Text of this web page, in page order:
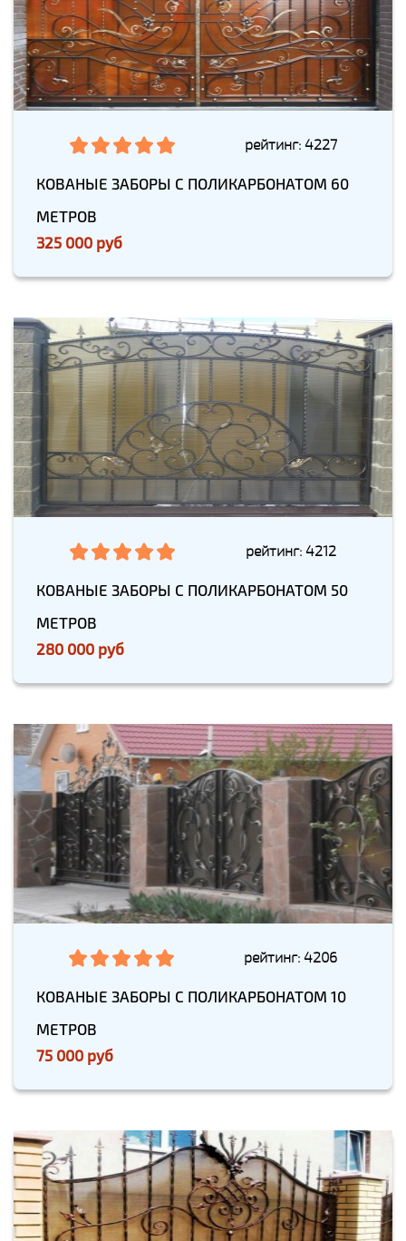
рейтинг: 4227
КОВАНЫЕ ЗАБОРЫ С ПОЛИКАРБОНАТОМ 60
МЕТРОВ
325 000 руб
рейтинг: 4212
КОВАНЫЕ ЗАБОРЫ С ПОЛИКАРБОНАТОМ 50
МЕТРОВ
280 000 руб
рейтинг: 4206
КОВАНЫЕ ЗАБОРЫ С ПОЛИКАРБОНАТОМ 10
МЕТРОВ
75 000 руб